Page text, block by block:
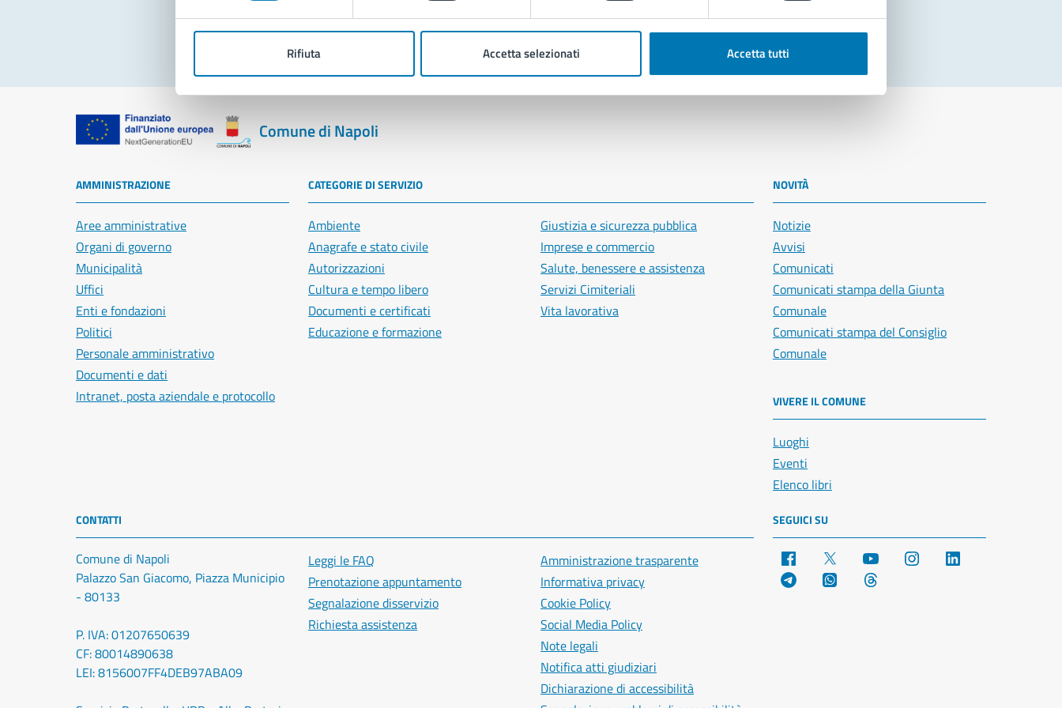
Rifiuta Accetta selezionati Accetta tutti
Segnala disservizio
Comune di Napoli
AMMINISTRAZIONE
Aree amministrative
Organi di governo
Municipalità
Uffici
Enti e fondazioni
Politici
Personale amministrativo
Documenti e dati
Intranet, posta aziendale e protocollo
CATEGORIE DI SERVIZIO
Ambiente
Anagrafe e stato civile
Autorizzazioni
Cultura e tempo libero
Documenti e certificati
Educazione e formazione
Giustizia e sicurezza pubblica
Imprese e commercio
Salute, benessere e assistenza
Servizi Cimiteriali
Vita lavorativa
NOVITÀ
Notizie
Avvisi
Comunicati
Comunicati stampa della Giunta
Comunale
Comunicati stampa del Consiglio
Comunale
VIVERE IL COMUNE
Luoghi
Eventi
Elenco libri
CONTATTI
Comune di Napoli
Palazzo San Giacomo, Piazza Municipio
- 80133
P. IVA: 01207650639
CF: 80014890638
LEI: 8156007FF4DEB97ABA09
Leggi le FAQ
Prenotazione appuntamento
Segnalazione disservizio
Richiesta assistenza
Amministrazione trasparente
Informativa privacy
Cookie Policy
Social Media Policy
Note legali
Notifica atti giudiziari
Dichiarazione di accessibilità
SEGUICI SU
Facebook YouTube Instagram
Telegram WhatsApp